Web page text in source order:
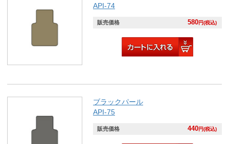
API-74
販売価格 580円(税込)
ブラックパール
API-75
販売価格 440円(税込)